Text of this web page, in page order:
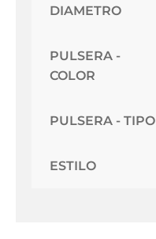
DIAMETRO
PULSERA -
COLOR
PULSERA - TIPO
ESTILO